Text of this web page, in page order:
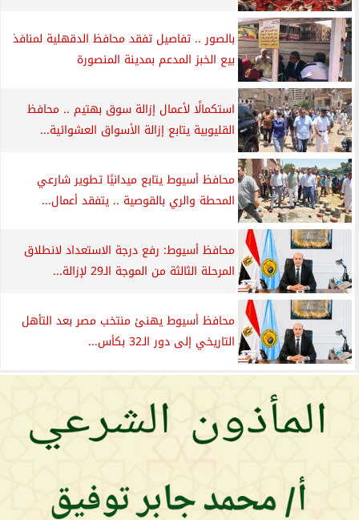
بالصور .. تفاصيل تفقد محافظ الدقهلية لمنافذ
بيع الخبز المدعم بمدينة المنصورة
استكمالًا لأعمال إزالة سوق بهتيم .. محافظ
القليوبية يتابع إزالة الأسواق العشوائية...
محافظ أسيوط يتابع ميدانيًا تطوير شارعي
المحطة والري بالقوصية .. يتفقد أعمال...
محافظ أسيوط: رفع درجة الاستعداد لانطلاق
المرحلة الثالثة من الموجة الـ29 لإزالة...
محافظ أسيوط يهنئ منتخب مصر بعد التأهل
التاريخي إلى دور الـ32 بكأس...